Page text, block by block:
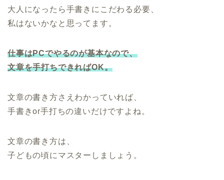
大人になったら手書きにこだわる必要、
私はないかなと思ってます。
仕事はPCでやるのが基本なので、
文章を手打ちできればOK。
文章の書き方さえわかっていれば、
手書きor手打ちの違いだけですよね。
文章の書き方は、
子どもの頃にマスターしましょう。